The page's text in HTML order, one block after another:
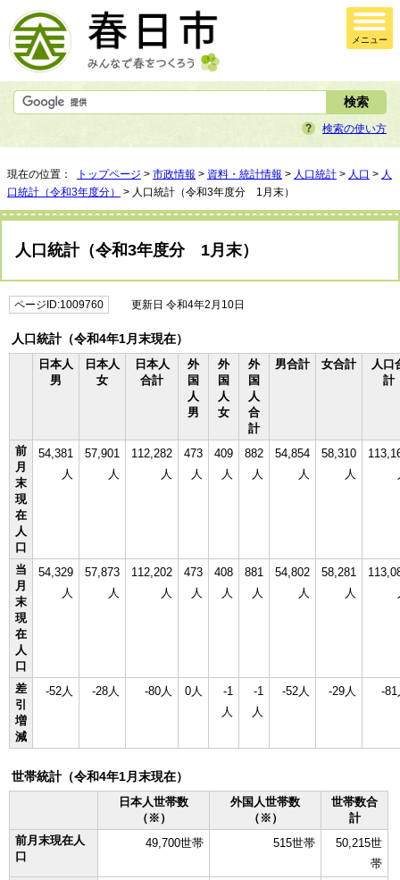
メニュー
検索の使い方
現在の位置： トップページ > 市政情報 > 資料・統計情報 > 人口統計 > 人口 > 人
口統計（令和3年度分）
> 人口統計（令和3年度分 1月末）
人口統計（令和3年度分 1月末）
ページID:1009760 更新日 令和4年2月10日
人口統計（令和4年1月末現在）
日本人
男
日本人
女
日本人
合計
外
国
人
男
外
国
人
女
外
国
人
合
計
男合計 女合計
人口
計
前
月
末
現
在
人
口
54,381
人
57,901
人
112,282
人
473
人
409
人
882
人
54,854
人
58,310
人
当
月
末
現
在
人
口
54,329
人
57,873
人
112,202
人
473
人
408
人
881
人
54,802
人
58,281
人
差
引
増
減
-52人 -28人 -80人 0人
-1
人
-1
人
-52人 -29人 -81
世帯統計（令和4年1月末現在）
日本人世帯数
（※）
外国人世帯数
（※）
世帯数合
計
前月末現在人
口
49,700世帯 515世帯
50,215世
帯